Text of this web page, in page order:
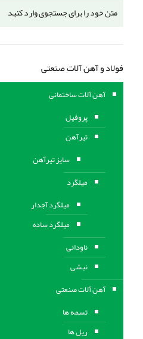
فولاد و آهن آلات صنعتی
آهن آلات ساختمانی
پروفیل
تیرآهن
سایز تیرآهن
میلگرد
میلگرد آجدار
میلگرد ساده
ناودانی
نبشی
آهن آلات صنعتی
تسمه ها
ریل ها